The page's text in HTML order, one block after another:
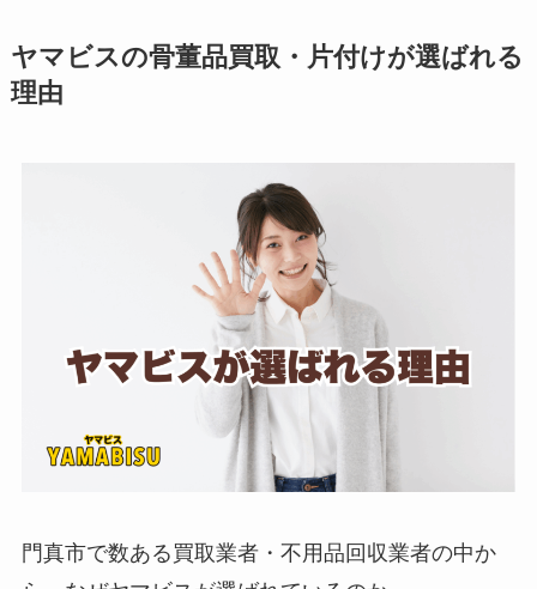
ヤマビスの骨董品買取・片付けが選ばれる
理由
門真市で数ある買取業者・不用品回収業者の中か